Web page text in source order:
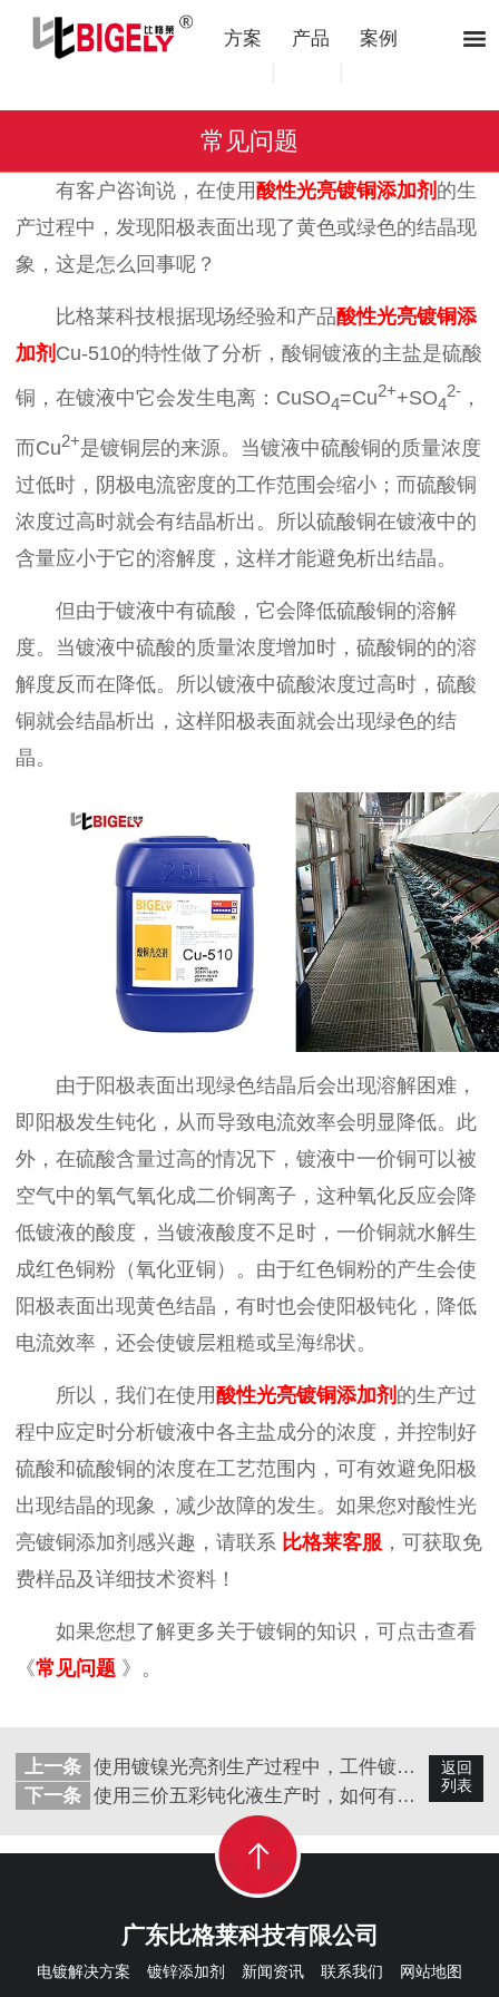
方案 产品 案例
常见问题
有客户咨询说，在使用酸性光亮镀铜添加剂 的生
产过程中，发现阳极表面出现了黄色或绿色的结晶现
象，这是怎么回事呢？
比格莱科技根据现场经验和产品酸性光亮镀铜添
加剂 Cu-510的特性做了分析， 酸铜镀液的主盐是硫酸
铜，在镀液中它会发生电离： CuSO4=Cu2++SO4
2- ，
而Cu2+是镀铜层的来源。当镀液中硫酸铜的质量浓度
过低时，阴极电流密度的工作范围会缩小；而硫酸铜
浓度过高时就会有结晶析出。所以硫酸铜在镀液中的
含量应小于它的溶解度，这样才能避免析出结晶。
但由于镀液中有硫酸，它会降低硫酸铜的溶解
度。当镀液中硫酸的质量浓度增加时，硫酸铜的的溶
解度反而在降低。所以镀液中硫酸浓度过高时，硫酸
铜就会结晶析出，这样阳极表面就会出现绿色的结
晶。
由于阳极表面出现绿色结晶后会出现溶解困难，
即阳极发生钝化，从而导致电流效率会明显降低。此
外，在硫酸含量过高的情况下，镀液中一价铜可以被
空气中的氧气氧化成二价铜离子，这种氧化反应会降
低镀液的酸度，当镀液酸度不足时，一价铜就水解生
成红色铜粉（氧化亚铜）。由于红色铜粉的产生会使
阳极表面出现黄色结晶，有时也会使阳极钝化，降低
电流效率，还会使镀层粗糙或呈海绵状。
所以，我们在使用酸性光亮镀铜添加剂 的生产过
程中应定时分析镀液中各主盐成分的浓度，并控制好
硫酸和硫酸铜的浓度在工艺范围内，可有效避免阳极
出现结晶的现象，减少故障的发生。 如果您对酸性光
亮镀铜添加剂感兴趣，请联系 比格莱客服 ，可获取免
费样品及详细技术资料！
如果您想了解更多关于镀铜的知识，可点击查看
《常见问题 》。
返回
列表
上一条 使用镀镍光亮剂生产过程中，工件镀层脆性大的5个原因
下一条 使用三价五彩钝化液生产时，如何有效避免钝化膜出现脱膜的现象呢？
广东比格莱科技有限公司
电镀解决方案 镀锌添加剂 新闻资讯 联系我们 网站地图